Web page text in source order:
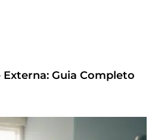
Guia Completo